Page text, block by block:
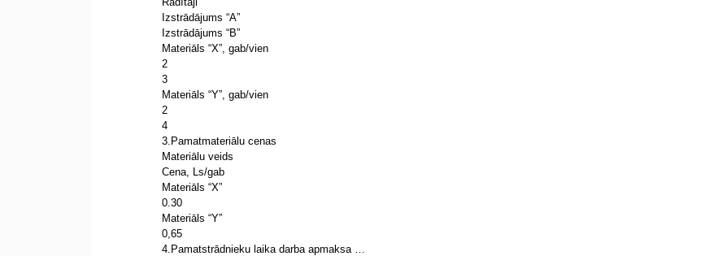
Izstrādājums “A”
Izstrādājums “B”
Materiāls “X”, gab/vien
2
3
Materiāls “Y”, gab/vien
2
4
3.Pamatmateriālu cenas
Materiālu veids
Cena, Ls/gab
Materiāls “X”
0.30
Materiāls “Y”
0,65
4.Pamatstrādnieku laika darba apmaksa …